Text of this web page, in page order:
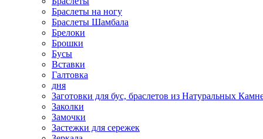
Браслеты на ногу
Браслеты Шамбала
Брелоки
Брошки
Бусы
Вставки
Галтовка
дня
Заготовки для бус, браслетов из Натуральных
Заколки
Замочки
Застежки для сережек